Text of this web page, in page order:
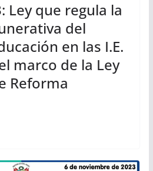
Ley que regula la
del
en las I.E.
marco de la Ley
Reforma